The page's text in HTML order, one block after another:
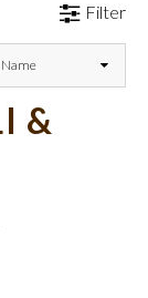
Filter
Name
&